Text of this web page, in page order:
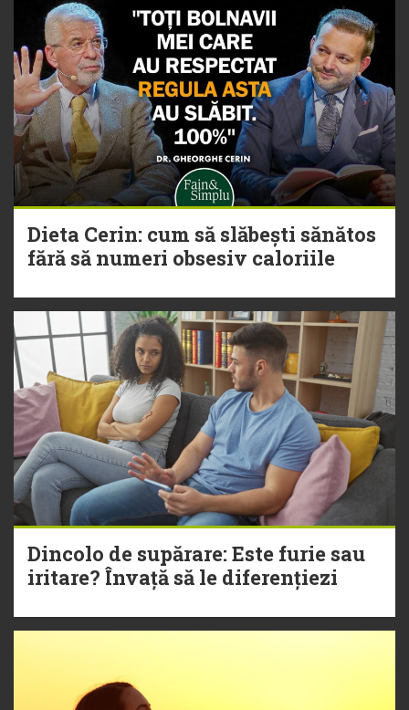
Dieta Cerin: cum să slăbești sănătos
fără să numeri obsesiv caloriile
Dincolo de supărare: Este furie sau
iritare? Învață să le diferențiezi